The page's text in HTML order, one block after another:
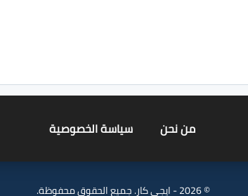
من نحن سياسة الخصوصية
© 2026 - ايجي كار. جميع الحقوق محفوظة.